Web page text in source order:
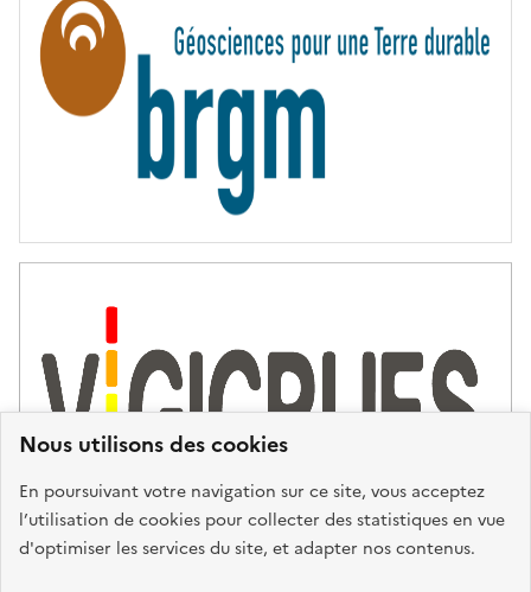
Nous utilisons des cookies
En poursuivant votre navigation sur ce site, vous acceptez
l’utilisation de cookies pour collecter des statistiques en vue
d'optimiser les services du site, et adapter nos contenus.
T
É